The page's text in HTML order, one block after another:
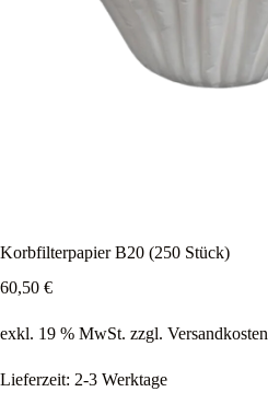
Korbfilterpapier B20 (250 Stück)
60,50 €
exkl. 19 % MwSt. zzgl. Versandkosten
Lieferzeit: 2-3 Werktage